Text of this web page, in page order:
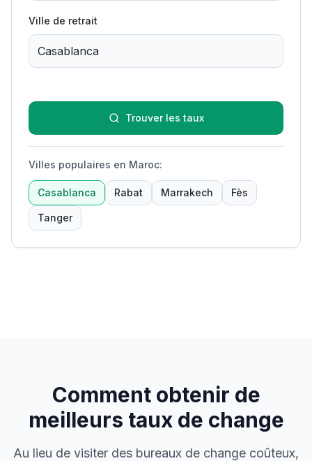
Ville de retrait
Trouver les taux
Villes populaires en Maroc:
Casablanca Rabat Marrakech Fès
Tanger
Comment obtenir de
meilleurs taux de change
Au lieu de visiter des bureaux de change coûteux,